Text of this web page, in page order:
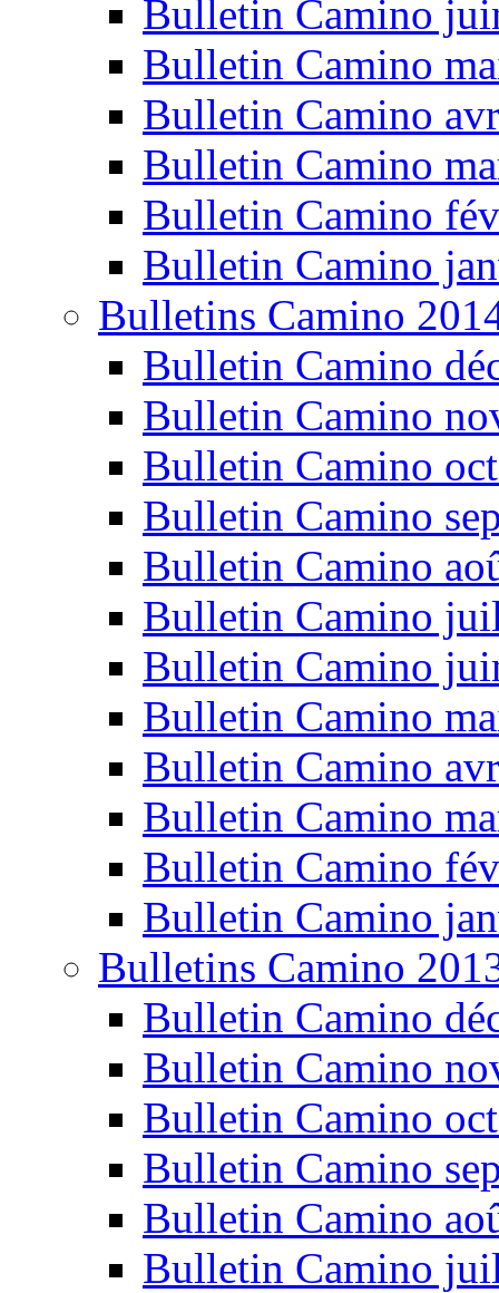
Bulletin Camino
Bulletin Camino
Bulletin Camino
Bulletin Camino
Bulletin Camino
Bulletin Camino
Bulletins Camino
Bulletin Camino
Bulletin Camino
Bulletin Camino
Bulletin Camino
Bulletin Camino
Bulletin Camino
Bulletin Camino
Bulletin Camino
Bulletin Camino
Bulletin Camino
Bulletin Camino
Bulletin Camino
Bulletins Camino
Bulletin Camino
Bulletin Camino
Bulletin Camino
Bulletin Camino
Bulletin Camino
Bulletin Camino